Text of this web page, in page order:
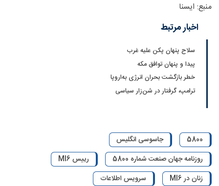
منبع: ایسنا
اخبار مرتبط
سلاح پنهان پکن علیه غرب
پیدا و پنهان توافق مکه
خطر بازگشت بحران انرژی به‌اروپا
ترامپ، گرفتار در شن‌زار سیاسی
5800
جاسوسی انگلیس
روزنامه جهان صنعت شماره 5800
رییس MI6
زنان در MI6
سرویس اطلاعات